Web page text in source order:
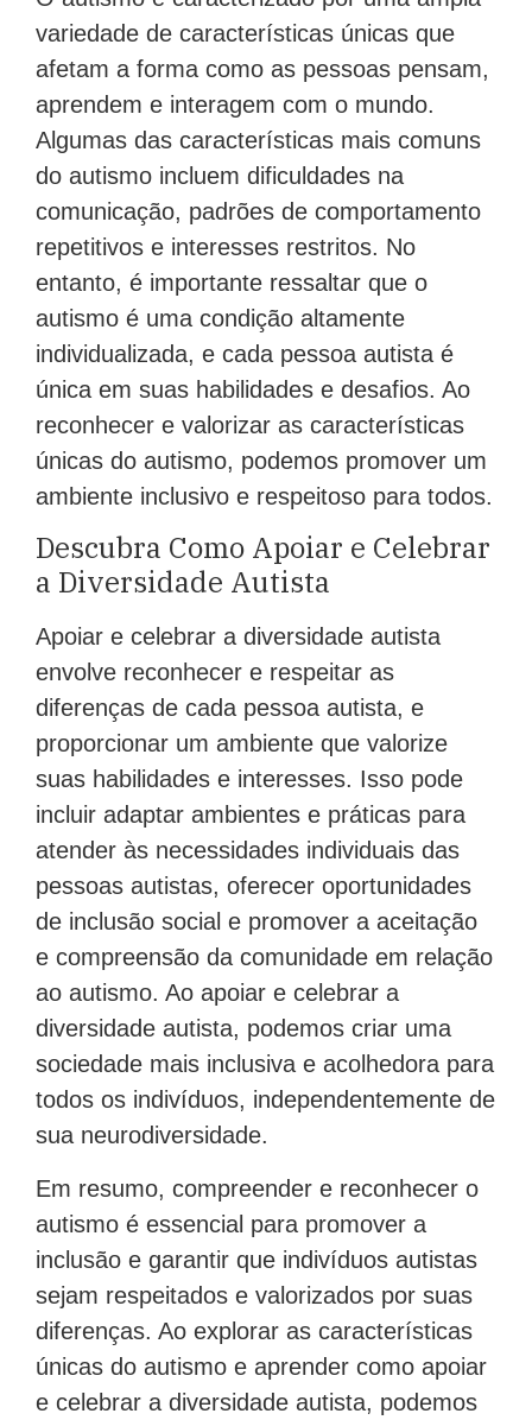
variedade de características únicas que
afetam a forma como as pessoas pensam,
aprendem e interagem com o mundo.
Algumas das características mais comuns
do autismo incluem dificuldades na
comunicação, padrões de comportamento
repetitivos e interesses restritos. No
entanto, é importante ressaltar que o
autismo é uma condição altamente
individualizada, e cada pessoa autista é
única em suas habilidades e desafios. Ao
reconhecer e valorizar as características
únicas do autismo, podemos promover um
ambiente inclusivo e respeitoso para todos.
Descubra Como Apoiar e Celebrar
a Diversidade Autista
Apoiar e celebrar a diversidade autista
envolve reconhecer e respeitar as
diferenças de cada pessoa autista, e
proporcionar um ambiente que valorize
suas habilidades e interesses. Isso pode
incluir adaptar ambientes e práticas para
atender às necessidades individuais das
pessoas autistas, oferecer oportunidades
de inclusão social e promover a aceitação
e compreensão da comunidade em relação
ao autismo. Ao apoiar e celebrar a
diversidade autista, podemos criar uma
sociedade mais inclusiva e acolhedora para
todos os indivíduos, independentemente de
sua neurodiversidade.
Em resumo, compreender e reconhecer o
autismo é essencial para promover a
inclusão e garantir que indivíduos autistas
sejam respeitados e valorizados por suas
diferenças. Ao explorar as características
únicas do autismo e aprender como apoiar
e celebrar a diversidade autista, podemos